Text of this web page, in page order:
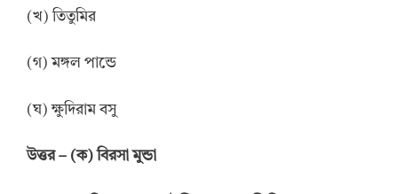
(খ) তিতুমির
(গ) মঙ্গল পান্ডে
(ঘ) ক্ষুদিরাম বসু
উত্তর– (ক) বিরসা মুন্ডা